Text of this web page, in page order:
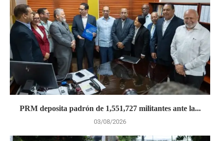
PRM deposita padrón de 1,551,727 militantes ante la...
03/08/2026